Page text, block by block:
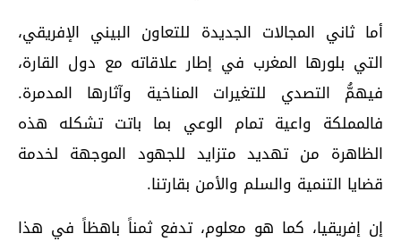
أما ثاني المجالات الجديدة للتعاون البيني الإفريقي،
التي بلورها المغرب في إطار علاقاته مع دول القارة،
فيهمُّ التصدي للتغيرات المناخية وآثارها المدمرة.
فالمملكة واعية تمام الوعي بما باتت تشكله هذه
الظاهرة من تهديد متزايد للجهود الموجهة لخدمة
قضايا التنمية والسلم والأمن بقارتنا.
إن إفريقيا، كما هو معلوم، تدفع ثمناً باهظاً في هذا